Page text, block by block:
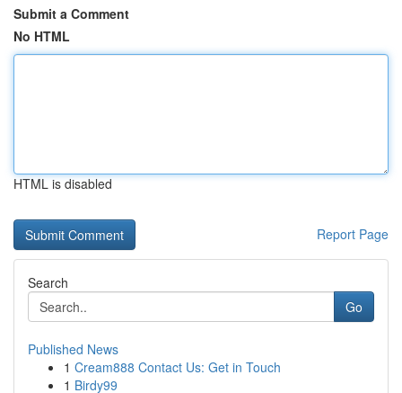
Submit a Comment
No HTML
HTML is disabled
Report Page
Search
Go
Published News
1 Cream888 Contact Us: Get in Touch
1 Birdy99